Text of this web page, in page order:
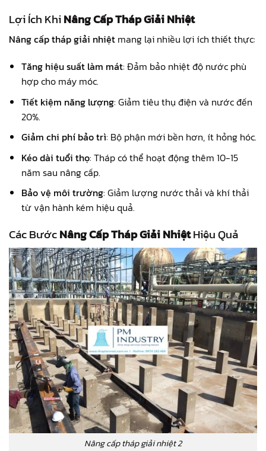
Lợi Ích KhiNâng Cấp Tháp Giải Nhiệt
Nâng cấp tháp giải nhiệt mang lại nhiều lợi ích thiết thực:
Tăng hiệu suất làm mát: Đảm bảo nhiệt độ nước phù
hợp cho máy móc.
Tiết kiệm năng lượng: Giảm tiêu thụ điện và nước đến
20%.
Giảm chi phí bảo trì: Bộ phận mới bền hơn, ít hỏng hóc.
Kéo dài tuổi thọ: Tháp có thể hoạt động thêm 10-15
năm sau nâng cấp.
Bảo vệ môi trường: Giảm lượng nước thải và khí thải
từ vận hành kém hiệu quả.
Các BướcNâng Cấp Tháp Giải NhiệtHiệu Quả
Nâng cấp tháp giải nhiệt 2